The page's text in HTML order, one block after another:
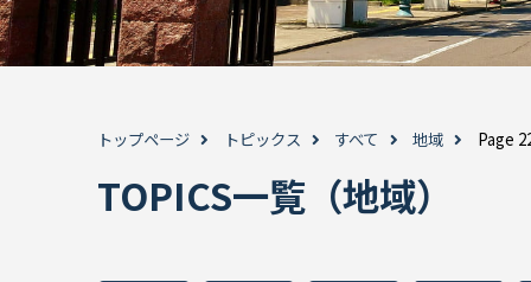
トップページ トピックス すべて 地域 Page
TOPICS一覧（地域）